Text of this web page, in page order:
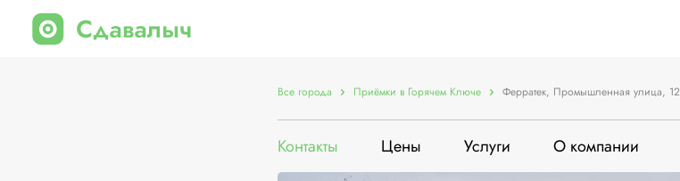
Все города Приёмки в Горячем Ключе Ферратек, Промышленная улица, 12
Контакты Цены Услуги О компании